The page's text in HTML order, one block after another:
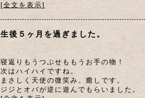
[全文を表示]
生後５ヶ月を過ぎました。
寝返りもうつぶせももうお手の物！
次はハイハイですね。
まさしく天使の微笑み。癒しです。
ジジとオバが逆に遊んでもらいました。